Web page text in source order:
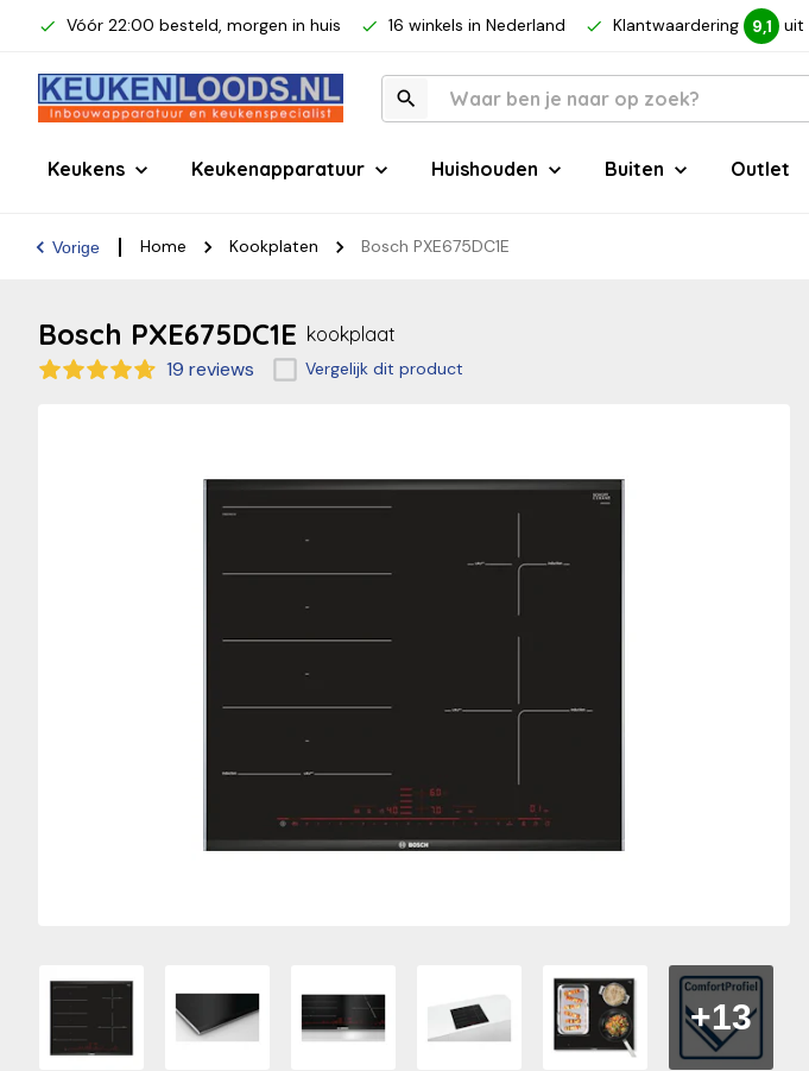
Vóór 22:00 besteld, morgen in huis 16 winkels in Nederland Klantwaardering 9,1 uit
Keukens Keukenapparatuur Huishouden Buiten Outlet
Vorige Home Kookplaten Bosch PXE675DC1E
Bosch PXE675DC1E kookplaat
19 reviews Vergelijk dit product
+13